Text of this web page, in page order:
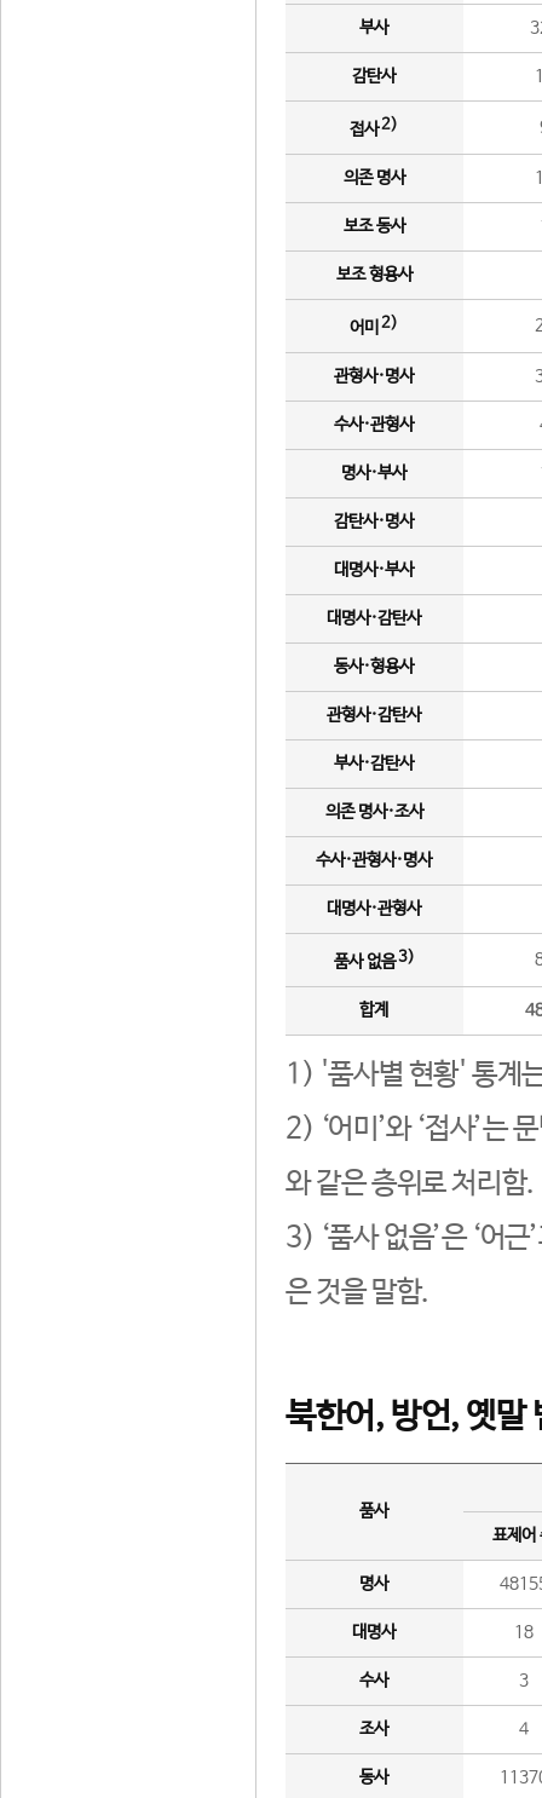
부사
감탄사
접사2)
의존 명사
보조 동사
보조 형용사
어미 2)
관형사·명사
수사·관형사
명사·부사
감탄사·명사
대명사·부사
대명사·감탄사
동사·형용사
관형사·감탄사
부사·감탄사
의존 명사·조사
수사·관형사·명사
대명사·관형사
품사 없음3)
합계
1) '품사별 현황' 통계
2) ‘어미’와 ‘접사’는
와 같은 층위로 처리함.
3) ‘품사 없음’은 ‘어
은 것을 말함.
북한어, 방언, 옛말
품사
표제어
명사
대명사 18
수사 3
조사 4
동사